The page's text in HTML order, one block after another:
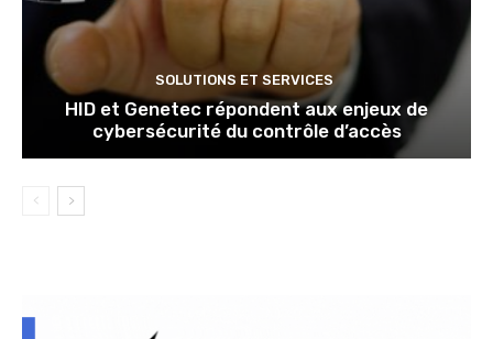
SOLUTIONS ET SERVICES
HID et Genetec répondent aux enjeux de
cybersécurité du contrôle d’accès